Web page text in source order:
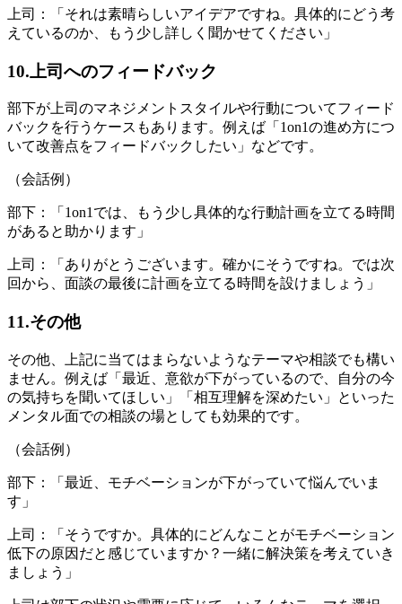
上司：「それは素晴らしいアイデアですね。具体的にどう考
えているのか、もう少し詳しく聞かせてください」
10.上司へのフィードバック
部下が上司のマネジメントスタイルや行動についてフィード
バックを行うケースもあります。例えば「1on1の進め方につ
いて改善点をフィードバックしたい」などです。
（会話例）
部下：「1on1では、もう少し具体的な行動計画を立てる時間
があると助かります」
上司：「ありがとうございます。確かにそうですね。では次
回から、面談の最後に計画を立てる時間を設けましょう」
11.その他
その他、上記に当てはまらないようなテーマや相談でも構い
ません。例えば「最近、意欲が下がっているので、自分の今
の気持ちを聞いてほしい」「相互理解を深めたい」といった
メンタル面での相談の場としても効果的です。
（会話例）
部下：「最近、モチベーションが下がっていて悩んでいま
す」
上司：「そうですか。具体的にどんなことがモチベーション
低下の原因だと感じていますか？一緒に解決策を考えていき
ましょう」